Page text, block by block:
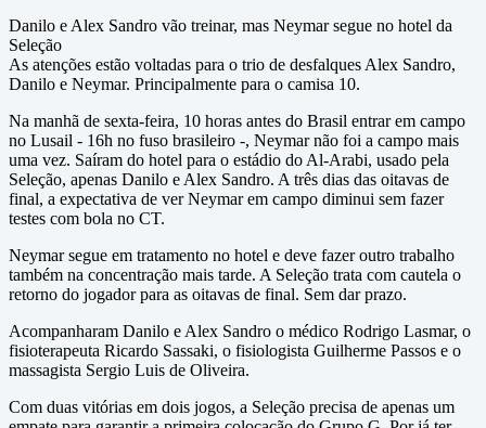
Danilo e Alex Sandro vão treinar, mas Neymar segue no hotel da
Seleção
As atenções estão voltadas para o trio de desfalques Alex Sandro,
Danilo e Neymar. Principalmente para o camisa 10.
Na manhã de sexta-feira, 10 horas antes do Brasil entrar em campo
no Lusail - 16h no fuso brasileiro -, Neymar não foi a campo mais
uma vez. Saíram do hotel para o estádio do Al-Arabi, usado pela
Seleção, apenas Danilo e Alex Sandro. A três dias das oitavas de
final, a expectativa de ver Neymar em campo diminui sem fazer
testes com bola no CT.
Neymar segue em tratamento no hotel e deve fazer outro trabalho
também na concentração mais tarde. A Seleção trata com cautela o
retorno do jogador para as oitavas de final. Sem dar prazo.
Acompanharam Danilo e Alex Sandro o médico Rodrigo Lasmar, o
fisioterapeuta Ricardo Sassaki, o fisiologista Guilherme Passos e o
massagista Sergio Luis de Oliveira.
Com duas vitórias em dois jogos, a Seleção precisa de apenas um